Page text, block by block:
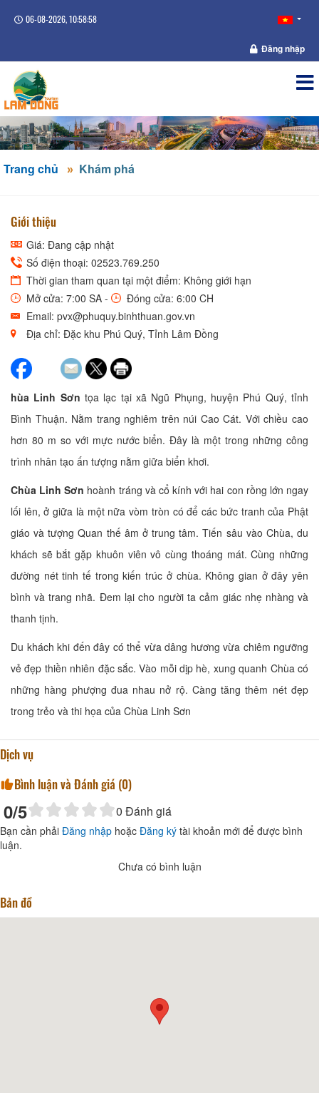
06-08-2026, 10:58:58
Đăng nhập
Trang chủ Khám phá
Giới thiệu
Giá: Đang cập nhật
Số điện thoại: 02523.769.250
Thời gian tham quan tại một điểm: Không giới hạn
Mở cửa: 7:00 SA -
Đóng cửa: 6:00 CH
Email: pvx@phuquy.binhthuan.gov.vn
Địa chỉ: Đặc khu Phú Quý, Tỉnh Lâm Đồng
hùa Linh Sơn tọa lạc tại xã Ngũ Phụng, huyện Phú Quý, tỉnh
Bình Thuận. Nằm trang nghiêm trên núi Cao Cát. Với chiều cao
hơn 80 m so với mực nước biển. Đây là một trong những công
trình nhân tạo ấn tượng nằm giữa biển khơi.
Chùa Linh Sơn hoành tráng và cổ kính với hai con rồng lớn ngay
lối lên, ở giữa là một nữa vòm tròn có để các bức tranh của Phật
giáo và tượng Quan thế âm ở trung tâm. Tiến sâu vào Chùa, du
khách sẽ bắt gặp khuôn viên vô cùng thoáng mát. Cùng những
đường nét tinh tế trong kiến trúc ở chùa. Không gian ở đây yên
bình và trang nhã. Đem lại cho người ta cảm giác nhẹ nhàng và
thanh tịnh.
Du khách khi đến đây có thể vừa dâng hương vừa chiêm ngưỡng
vẻ đẹp thiền nhiên đặc sắc. Vào mỗi dịp hè, xung quanh Chùa có
những hàng phượng đua nhau nở rộ. Càng tăng thêm nét đẹp
trong trẻo và thi họa của Chùa Linh Sơn
Dịch vụ
Bình luận và Đánh giá (0)
0/5 0 Đánh giá
Bạn cần phải Đăng nhập hoặc Đăng ký tài khoản mới để được bình
luận.
Chưa có bình luận
Bản đồ